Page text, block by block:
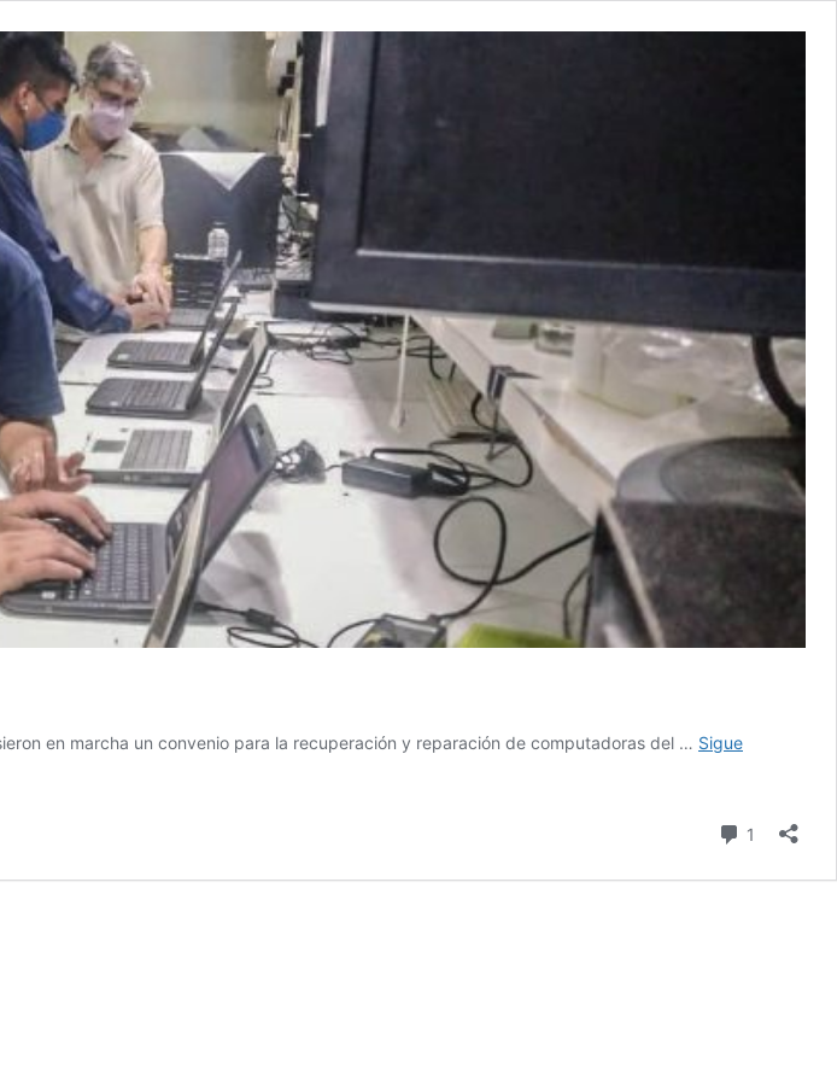
en marcha un convenio para la recuperación y reparación de computadoras del … Sigue
1